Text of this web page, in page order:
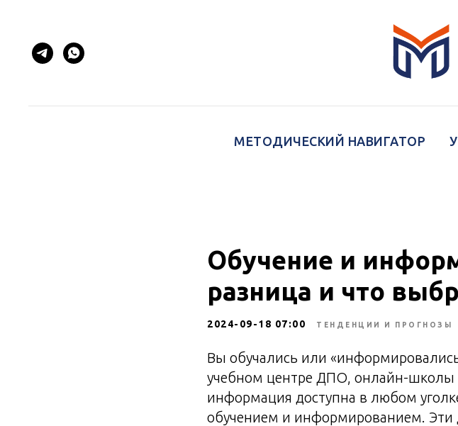
МЕТОДИЧЕСКИЙ НАВИГАТОР
Обучение и
разница и что
2024-09-18 07:00 ТЕНДЕНЦИИ И ПРОГНОЗЫ
Вы обучались или
учебном центре ДПО, онлайн-школы
информация доступна в любом
обучением и информированием. Эти